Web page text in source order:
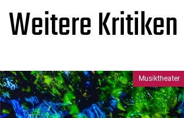
Weitere Kritiken
Musiktheater